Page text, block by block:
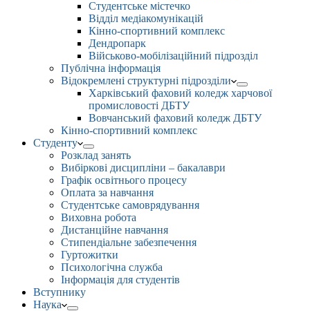
Студентське містечко
Відділ медіакомунікацій
Кінно-спортивний комплекс
Дендропарк
Військово-мобілізаційний підрозділ
Публічна інформація
Відокремлені структурні підрозділи
Харківський фаховий коледж харчової
промисловості ДБТУ
Вовчанський фаховий коледж ДБТУ
Кінно-спортивний комплекс
Студенту
Розклад занять
Вибіркові дисципліни – бакалаври
Графік освітнього процесу
Оплата за навчання
Студентське самоврядування
Виховна робота
Дистанційне навчання
Стипендіальне забезпечення
Гуртожитки
Психологічна служба
Інформація для студентів
Вступнику
Наука